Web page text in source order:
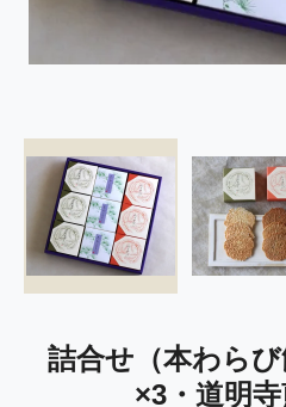
詰合せ（本わら
×3・道明寺